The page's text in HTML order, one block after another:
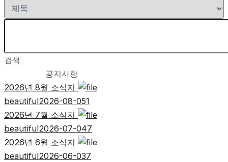
검색
공지사항
2026년 8월 소식지
beautiful2026-08-051
2026년 7월 소식지
beautiful2026-07-047
2026년 6월 소식지
beautiful2026-06-037